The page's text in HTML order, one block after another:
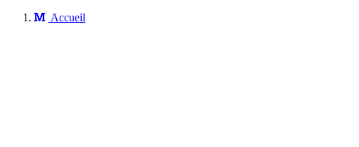
Accueil